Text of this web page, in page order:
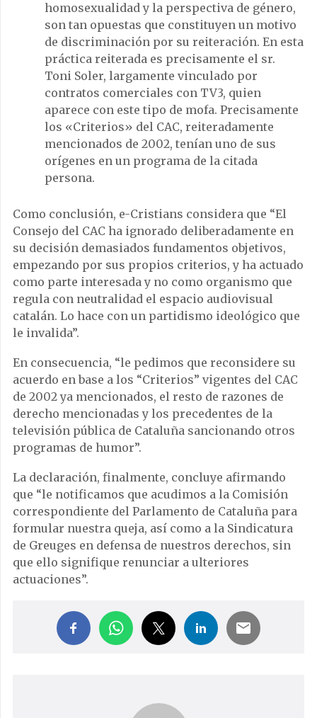
homosexualidad y la perspectiva de género,
son tan opuestas que constituyen un motivo
de discriminación por su reiteración. En esta
práctica reiterada es precisamente el sr.
Toni Soler, largamente vinculado por
contratos comerciales con TV3, quien
aparece con este tipo de mofa. Precisamente
los «Criterios» del CAC, reiteradamente
mencionados de 2002, tenían uno de sus
orígenes en un programa de la citada
persona.
Como conclusión, e-Cristians considera que “El
Consejo del CAC ha ignorado deliberadamente en
su decisión demasiados fundamentos objetivos,
empezando por sus propios criterios, y ha actuado
como parte interesada y no como organismo que
regula con neutralidad el espacio audiovisual
catalán. Lo hace con un partidismo ideológico que
le invalida”.
En consecuencia, “le pedimos que reconsidere su
acuerdo en base a los “Criterios” vigentes del CAC
de 2002 ya mencionados, el resto de razones de
derecho mencionadas y los precedentes de la
televisión pública de Cataluña sancionando otros
programas de humor”.
La declaración, finalmente, concluye afirmando
que “le notificamos que acudimos a la Comisión
correspondiente del Parlamento de Cataluña para
formular nuestra queja, así como a la Sindicatura
de Greuges en defensa de nuestros derechos, sin
que ello signifique renunciar a ulteriores
actuaciones”.